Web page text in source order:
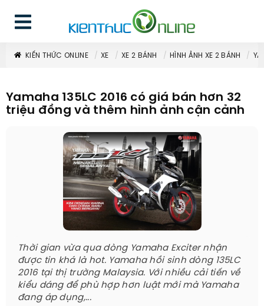
KIẾN THỨC ONLINE XE XE 2 BÁNH HÌNH ẢNH XE 2 BÁNH
Yamaha 135LC 2016 có giá bán hơn 32
triệu đồng và thêm hình ảnh cận cảnh
Thời gian vừa qua dòng Yamaha Exciter nhận
được tin khá là hot. Yamaha hồi sinh dòng 135LC
2016 tại thị trường Malaysia. Với nhiều cải tiến về
kiểu dáng để phù hợp hơn luật mới mà Yamaha
đang áp dụng,...